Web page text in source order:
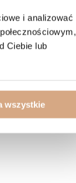
i analizować
Ciebie lub
wszystkie